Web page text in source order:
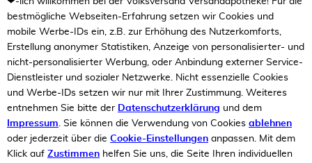
bestmögliche Webseiten-Erfahrung setzen wir Cookies und
mobile Werbe-IDs ein, z.B. zur Erhöhung des Nutzerkomforts,
Erstellung anonymer Statistiken, Anzeige von personalisierter- und
nicht-personalisierter Werbung, oder Anbindung externer Service-
Dienstleister und sozialer Netzwerke. Nicht essenzielle Cookies
und Werbe-IDs setzen wir nur mit Ihrer Zustimmung. Weiteres
entnehmen Sie bitte der Datenschutzerklärung und dem
Impressum. Sie können die Verwendung von Cookies ablehnen
oder jederzeit über die Cookie-Einstellungen anpassen. Mit dem
Klick auf Zustimmen helfen Sie uns, die Seite Ihren individuellen